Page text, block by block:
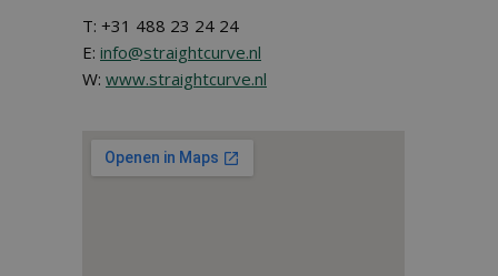
T: +31 488 23 24 24
E: info@straightcurve.nl
W: www.straightcurve.nl